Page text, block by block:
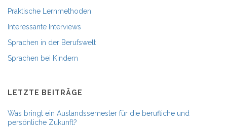
Praktische Lernmethoden
Interessante Interviews
Sprachen in der Berufswelt
Sprachen bei Kindern
LETZTE BEITRÄGE
Was bringt ein Auslandssemester für die berufliche und
persönliche Zukunft?